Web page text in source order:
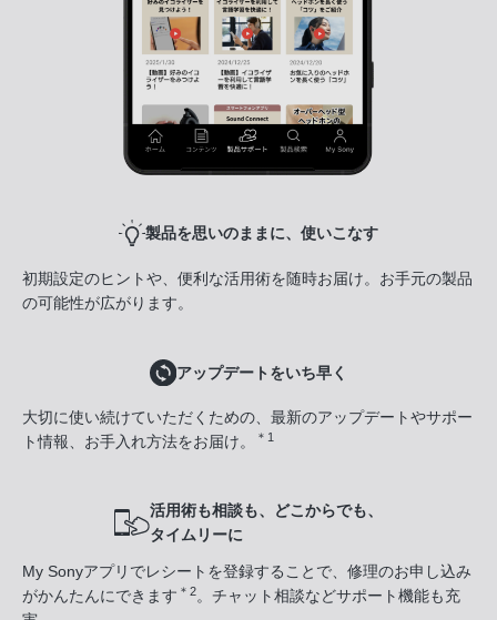
製品を思いのままに、使いこなす
初期設定のヒントや、便利な活用術を随時お届け。お手元の製品
の可能性が広がります。
アップデートをいち早く
大切に使い続けていただくための、最新のアップデートやサポー
ト情報、お手入れ方法をお届け。
＊1
活用術も相談も、どこからでも、
タイムリーに
My Sonyアプリでレシートを登録することで、修理のお申し込み
がかんたんにできます ＊2。チャット相談などサポート機能も充